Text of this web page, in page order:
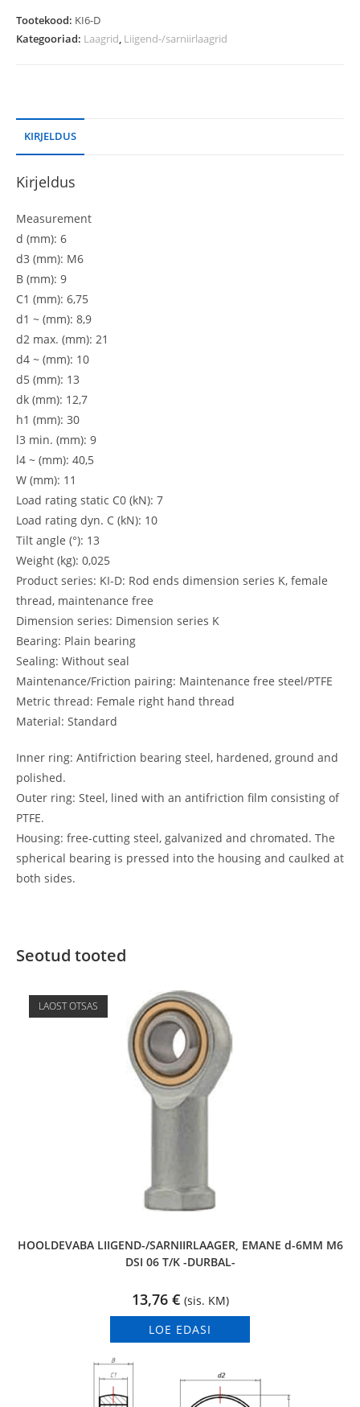
Tootekood: KI6-D
Kategooriad: Laagrid, Liigend-/sarniirlaagrid
KIRJELDUS
Kirjeldus
Measurement
d (mm): 6
d3 (mm): M6
B (mm): 9
C1 (mm): 6,75
d1 ~ (mm): 8,9
d2 max. (mm): 21
d4 ~ (mm): 10
d5 (mm): 13
dk (mm): 12,7
h1 (mm): 30
l3 min. (mm): 9
l4 ~ (mm): 40,5
W (mm): 11
Load rating static C0 (kN): 7
Load rating dyn. C (kN): 10
Tilt angle (°): 13
Weight (kg): 0,025
Product series: KI-D: Rod ends dimension series K, female
thread, maintenance free
Dimension series: Dimension series K
Bearing: Plain bearing
Sealing: Without seal
Maintenance/Friction pairing: Maintenance free steel/PTFE
Metric thread: Female right hand thread
Material: Standard
Inner ring: Antifriction bearing steel, hardened, ground and
polished.
Outer ring: Steel, lined with an antifriction film consisting of
PTFE.
Housing: free-cutting steel, galvanized and chromated. The
spherical bearing is pressed into the housing and caulked at
both sides.
Seotud tooted
LAOST OTSAS
HOOLDEVABA LIIGEND-/SARNIIRLAAGER, EMANE d-6MM M6
DSI 06 T/K -DURBAL-
13,76 € (sis. KM)
LOE EDASI